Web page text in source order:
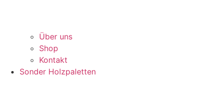
Über uns
Shop
Kontakt
Sonder Holzpaletten